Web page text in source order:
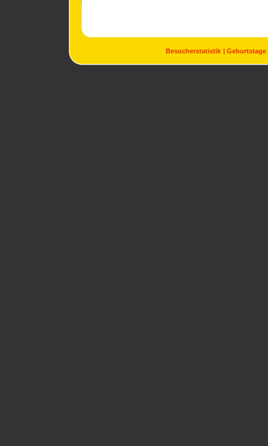
Besucherstatistik Geburtstage